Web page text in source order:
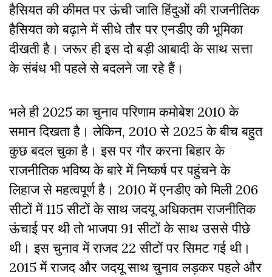
हैसियत की कीमत पर ऊंची जाति हिंदुओं की राजनीतिक
हैसियत को बढ़ाने में सीधे तौर पर एनडीए की भूमिका
दीखती है। जरूर ही इस दो बड़ी आबादी के साथ सत्ता
के संबंध भी पहले से बदलने जा रहे हैं।
भले ही 2025 का चुनाव परिणाम कमोबेश 2010 के
समान दिखता है। लेकिन, 2010 से 2025 के बीच बहुत
कुछ बदल चुका है। इस पर गौर करना बिहार के
राजनीतिक भविष्य के बारे में निष्कर्ष पर पहुंचने के
लिहाज से महत्वपूर्ण है। 2010 में एनडीए को मिली 206
सीटों में 115 सीटों के साथ जदयू अधिकतम राजनीतिक
ऊंचाई पर थी तो भाजपा 91 सीटों के साथ उससे पीछे
थी। इस चुनाव में राजद 22 सीटों पर सिमट गई थी।
2015 में राजद और जदयू साथ चुनाव लड़कर पहले और